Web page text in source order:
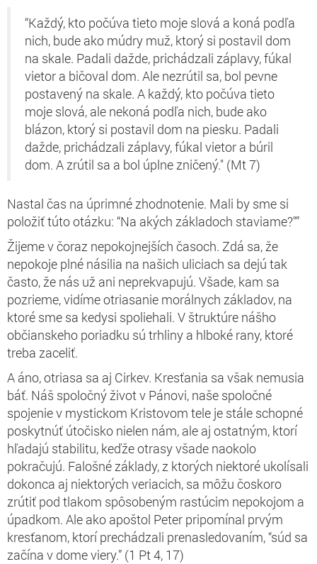
“Každý, kto počúva tieto moje slová a koná podľa
nich, bude ako múdry muž, ktorý si postavil dom
na skale. Padali dažde, prichádzali záplavy, fúkal
vietor a bičoval dom. Ale nezrútil sa, bol pevne
postavený na skale. A každý, kto počúva tieto
moje slová, ale nekoná podľa nich, bude ako
blázon, ktorý si postavil dom na piesku. Padali
dažde, prichádzali záplavy, fúkal vietor a búril
dom. A zrútil sa a bol úplne zničený." (Mt 7)
Nastal čas na úprimné zhodnotenie. Mali by sme si
položiť túto otázku: “Na akých základoch staviame?"”
Žijeme v čoraz nepokojnejších časoch. Zdá sa, že
nepokoje plné násilia na našich uliciach sa dejú tak
často, že nás už ani neprekvapujú. Všade, kam sa
pozrieme, vidíme otriasanie morálnych základov, na
ktoré sme sa kedysi spoliehali. V štruktúre nášho
občianskeho poriadku sú trhliny a hlboké rany, ktoré
treba zaceliť.
A áno, otriasa sa aj Cirkev. Kresťania sa však nemusia
báť. Náš spoločný život v Pánovi, naše spoločné
spojenie v mystickom Kristovom tele je stále schopné
poskytnúť útočisko nielen nám, ale aj ostatným, ktorí
hľadajú stabilitu, keďže otrasy všade naokolo
pokračujú. Falošné základy, z ktorých niektoré ukolísali
dokonca aj niektorých veriacich, sa môžu čoskoro
zrútiť pod tlakom spôsobeným rastúcim nepokojom a
úpadkom. Ale ako apoštol Peter pripomínal prvým
kresťanom, ktorí prechádzali prenasledovaním, “súd sa
začína v dome viery.” (1 Pt 4, 17)